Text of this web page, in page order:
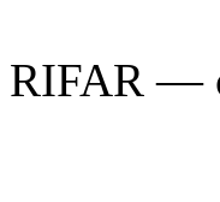
RIFAR —